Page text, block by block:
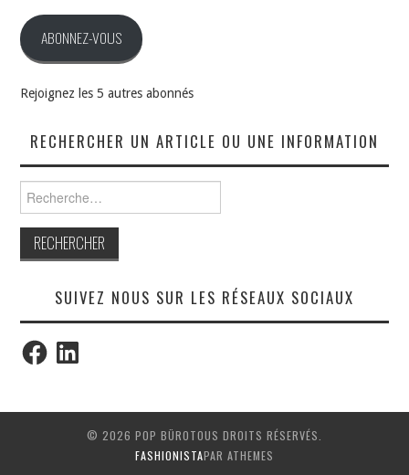
ABONNEZ-VOUS
Rejoignez les 5 autres abonnés
RECHERCHER UN ARTICLE OU UNE INFORMATION
SUIVEZ NOUS SUR LES RÉSEAUX SOCIAUX
FacebookLinkedIn
© 2026 POP BÜROTOUS DROITS RÉSERVÉS.
FASHIONISTAPAR ATHEMES